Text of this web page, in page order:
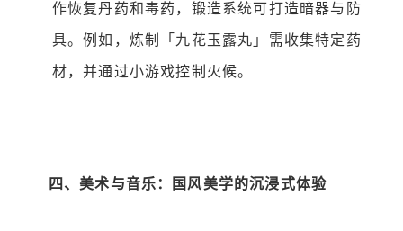
作恢复丹药和毒药，锻造系统可打造暗器与防
具。例如，炼制「九花玉露丸」需收集特定药
材，并通过小游戏控制火候。
四、美术与音乐：国风美学的沉浸式体验